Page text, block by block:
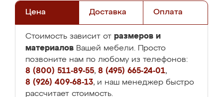
Цена Доставка Оплата
Стоимость зависит от размеров и
материалов Вашей мебели. Просто
позвоните нам по любому из телефонов:
8 (800) 511-89-55, 8 (495) 665-24-01,
8 (926) 409-68-13, и наш менеджер быстро
рассчитает стоимость.